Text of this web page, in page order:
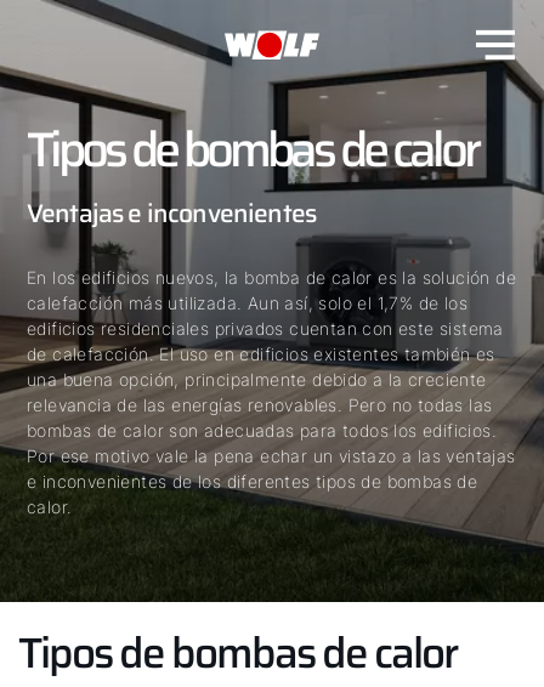
Tipos de bombas de calor
Ventajas e inconvenientes
En los edificios nuevos, la bomba de calor es la solución de
calefacción más utilizada. Aun así, solo el 1,7% de los
edificios residenciales privados cuentan con este sistema
de calefacción. El uso en edificios existentes también es
una buena opción, principalmente debido a la creciente
relevancia de las energías renovables. Pero no todas las
bombas de calor son adecuadas para todos los edificios.
Por ese motivo vale la pena echar un vistazo a las ventajas
e inconvenientes de los diferentes tipos de bombas de
calor.
Tipos de bombas de calor